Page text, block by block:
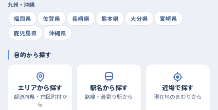
九州・沖縄
福岡県
佐賀県 長崎県 熊本県 大分県
宮崎県
鹿児島県
沖縄県
目的から探す
エリアから探す
都道府県・市区町村か
ら
駅名から探す
路線・最寄り駅から
近場で探す
現在地のまわりから